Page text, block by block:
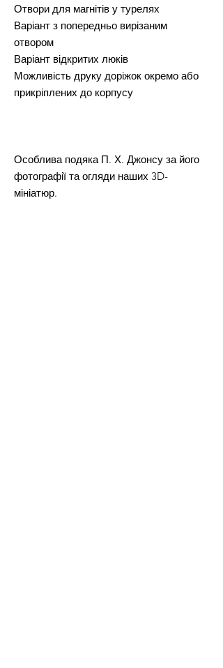
Отвори для магнітів у турелях
Варіант з попередньо вирізаним
отвором
Варіант відкритих люків
Можливість друку доріжок окремо або
прикріплених до корпусу
Особлива подяка П. Х. Джонсу за його
фотографії та огляди наших 3D-
мініатюр.